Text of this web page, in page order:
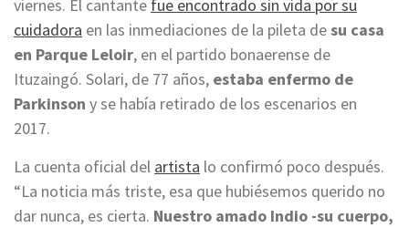
viernes. El cantante fue encontrado sin vida por su
cuidadora en las inmediaciones de la pileta desu casa
en Parque Leloir, en el partido bonaerense de
Ituzaingó. Solari, de 77 años, estaba enfermo de
Parkinson y se había retirado de los escenarios en
2017.
La cuenta oficial del artista lo confirmó poco después.
“La noticia más triste, esa que hubiésemos querido no
dar nunca, es cierta. Nuestro amado Indio -su cuerpo,